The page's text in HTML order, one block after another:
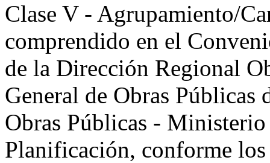
Clase V - Agrupamiento/
comprendido en el
de la Dirección Regional
General de Obras Públicas
Obras Públicas -
Planificación, conforme